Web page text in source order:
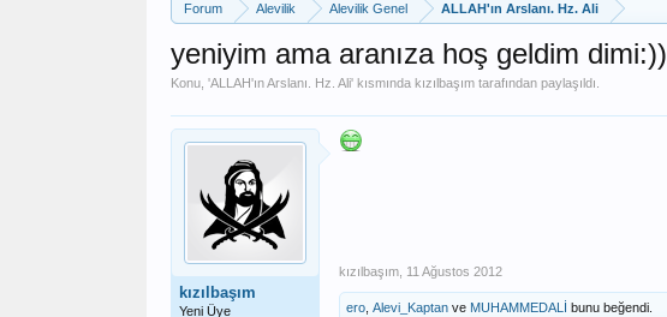
Forum Alevilik Alevilik Genel ALLAH'ın Arslanı. Hz. Ali
yeniyim ama aranıza hoş geldim dimi:))
Konu, 'ALLAH'ın Arslanı. Hz. Ali' kısmında kızılbaşım tarafından paylaşıldı.
kızılbaşım
Yeni Üye
kızılbaşım 11 Ağustos 2012
ero Alevi_Kaptan ve MUHAMMEDALİ bunu beğendi.